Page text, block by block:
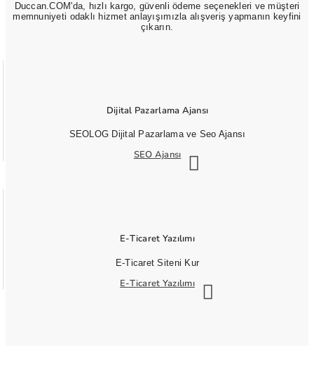
Duccan.COM'da, hızlı kargo, güvenli ödeme seçenekleri ve müşteri
memnuniyeti odaklı hizmet anlayışımızla alışveriş yapmanın keyfini
çıkarın.
Dijital Pazarlama Ajansı
SEOLOG Dijital Pazarlama ve Seo Ajansı
SEO Ajansı
E-Ticaret Yazılımı
E-Ticaret Siteni Kur
E-Ticaret Yazılımı